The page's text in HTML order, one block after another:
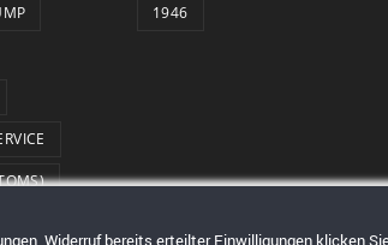
1946
Widerruf bereits erteilter Einwilligungen klicken